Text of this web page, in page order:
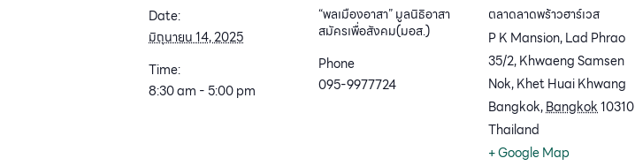
Date:
มิถุนายน 14, 2025
Time:
8:30 am - 5:00 pm
“พลเมืองอาสา” มูลนิธิอาสา
สมัครเพื่อสังคม(มอส.)
Phone
095-9977724
ตลาดลาดพร้าวฮาร์เวส
P K Mansion, Lad Phrao
35/2, Khwaeng Samsen
Nok, Khet Huai Khwang
Bangkok,Bangkok10310
Thailand
+ Google Map